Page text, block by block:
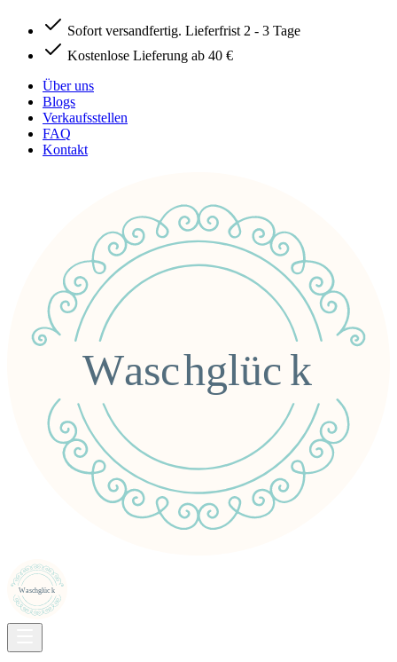
Sofort versandfertig. Lieferfrist 2 - 3 Tage
Kostenlose Lieferung ab 40 €
Über uns
Blogs
Verkaufsstellen
FAQ
Kontakt